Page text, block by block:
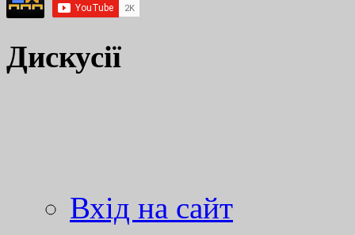
Дискусії
Вхід на сайт